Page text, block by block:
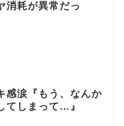
消耗が異常だっ
感涙『もう、なんか
てしまって…』